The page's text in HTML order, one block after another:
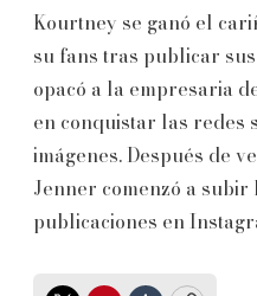
Kourtney se ganó el
su fans tras publicar
opacó a la empresaria
en conquistar las redes
imágenes. Después de
Jenner comenzó a
publicaciones en